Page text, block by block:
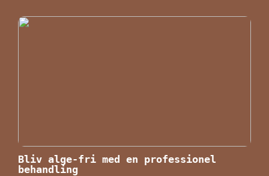
Bliv alge-fri med en professionel
behandling